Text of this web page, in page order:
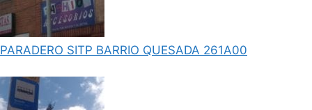
PARADERO SITP BARRIO QUESADA 261A00